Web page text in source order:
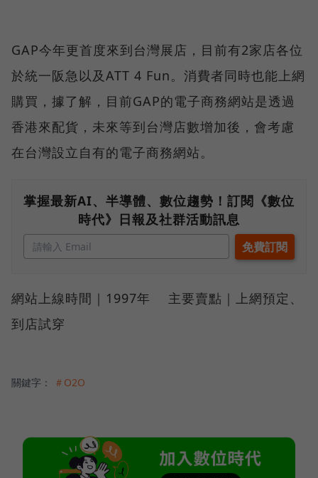
GAP今年更首度來到台灣展店，目前有2家店各位
於統一阪急以及ATT 4 Fun。消費者同時也能上網
購買，據了解，目前GAP的電子商務網站是透過
香港來配貨，未來等到台灣店數增加後，會考慮
在台灣設立自有的電子商務網站。
掌握最新AI、半導體、數位趨勢！訂閱《數位
時代》日報及社群活動訊息
網站上線時間｜1997年 主要賣點｜上網預定、
到店試穿
關鍵字： ＃O2O